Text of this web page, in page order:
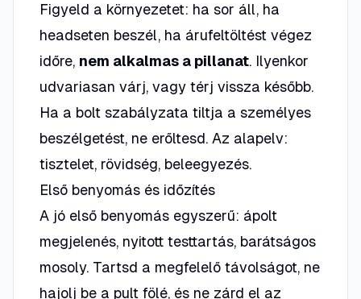
Figyeld a környezetet: ha sor áll, ha
headseten beszél, ha árufeltöltést végez
időre, nem alkalmas a pillanat. Ilyenkor
udvariasan várj, vagy térj vissza később.
Ha a bolt szabályzata tiltja a személyes
beszélgetést, ne erőltesd. Az alapelv:
tisztelet, rövidség, beleegyezés.
Első benyomás és időzítés
A jó első benyomás egyszerű: ápolt
megjelenés, nyitott testtartás, barátságos
mosoly. Tartsd a megfelelő távolságot, ne
hajolj be a pult fölé, és ne zárd el az